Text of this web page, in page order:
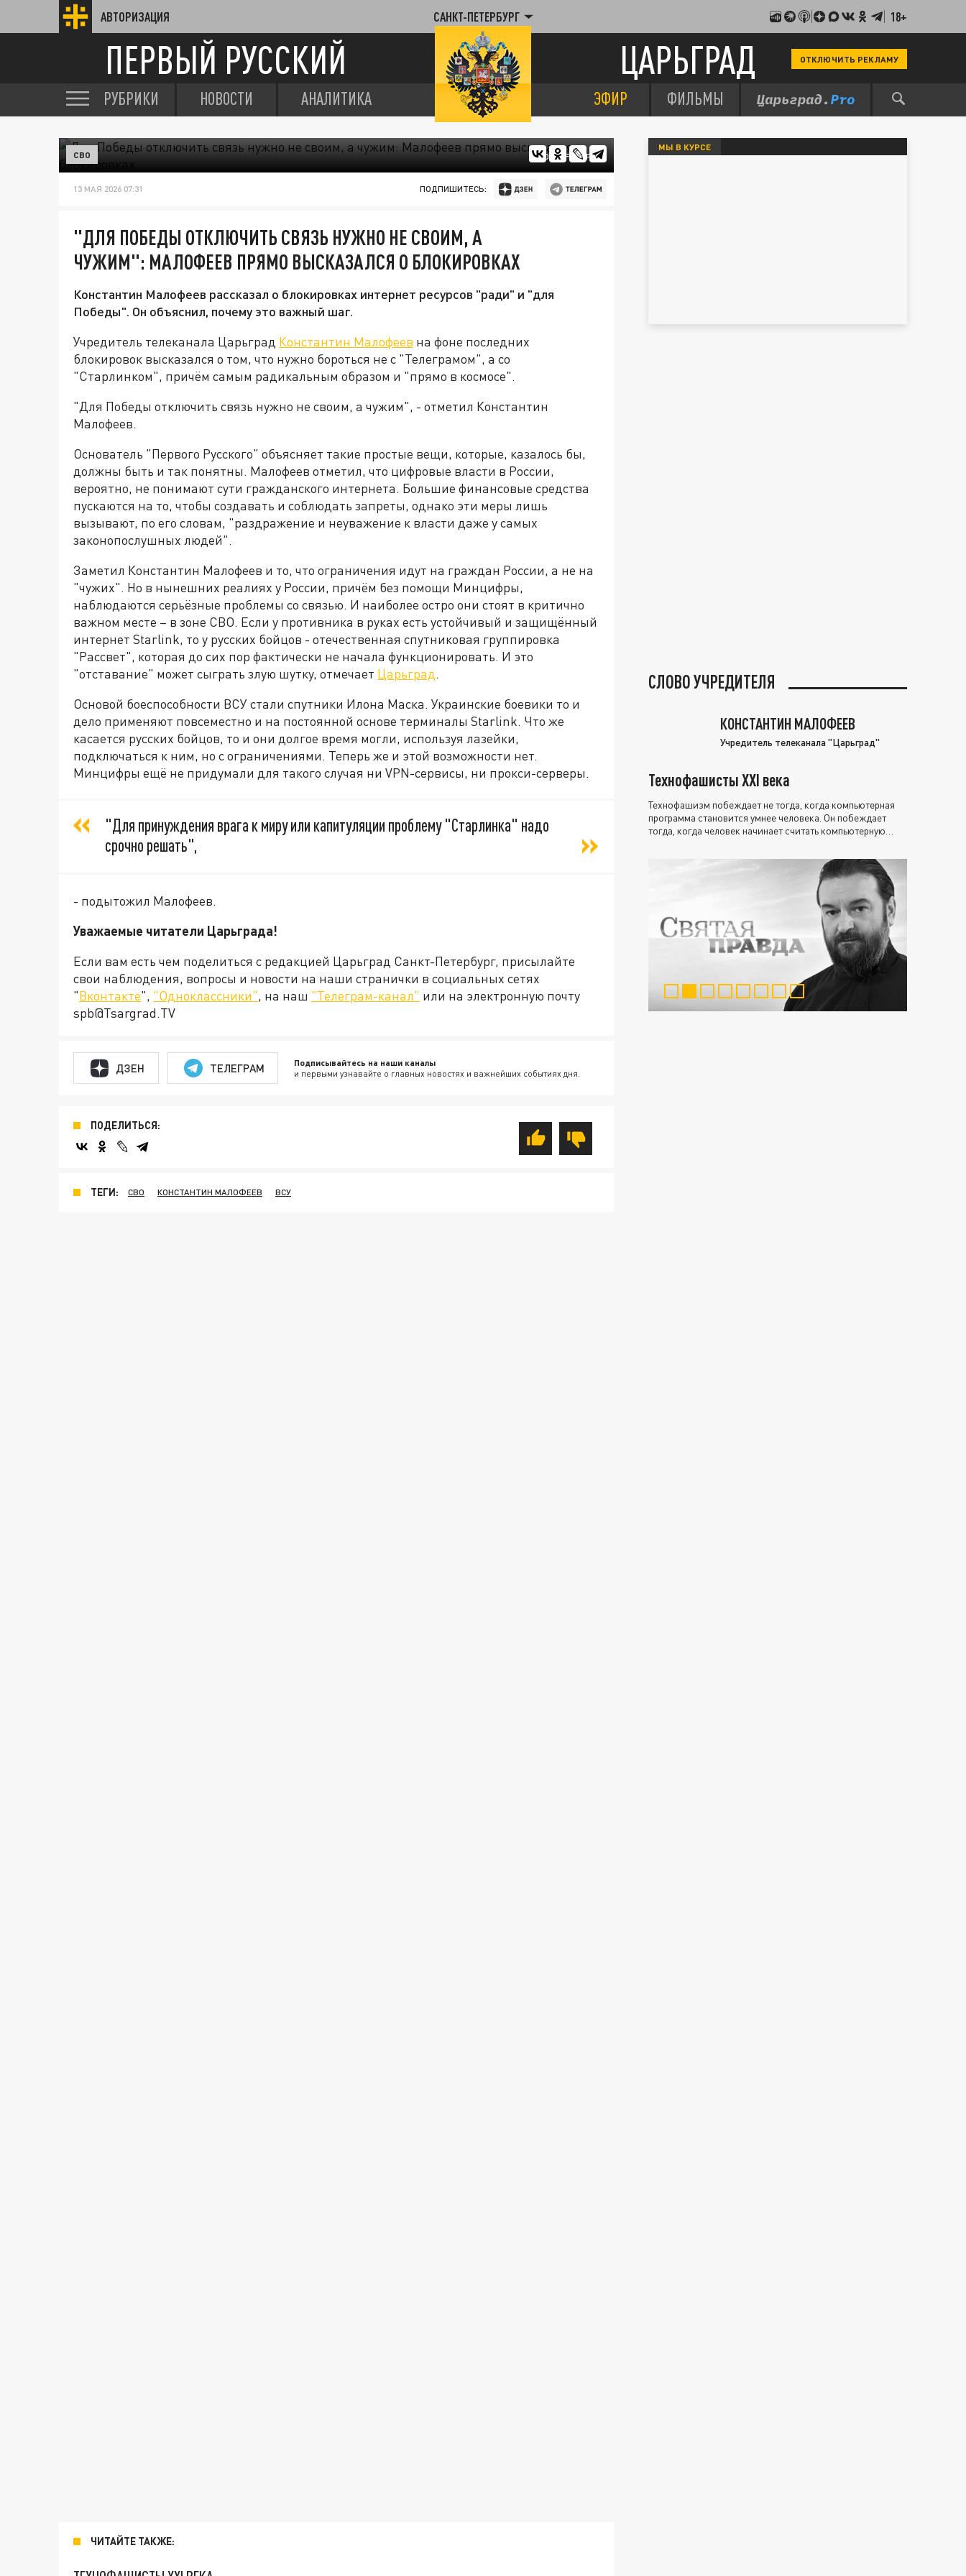
АВТОРИЗАЦИЯ САНКТ-ПЕТЕРБУРГ 18+
ПЕРВЫЙ РУССКИЙ ЦАРЬГРАД ОТКЛЮЧИТЬ РЕКЛАМУ
РУБРИКИ НОВОСТИ АНАЛИТИКА ЭФИР ФИЛЬМЫ
ФОТО: FREEPIK
СВО
13 МАЯ 2026 07:31 ПОДПИШИТЕСЬ:
"ДЛЯ ПОБЕДЫ ОТКЛЮЧИТЬ СВЯЗЬ НУЖНО НЕ СВОИМ, А
ЧУЖИМ": МАЛОФЕЕВ ПРЯМО ВЫСКАЗАЛСЯ О БЛОКИРОВКАХ
Константин Малофеев рассказал о блокировках интернет ресурсов "ради" и "для
Победы". Он объяснил, почему это важный шаг.
Учредитель телеканала Царьград Константин Малофеев на фоне последних
блокировок высказался о том, что нужно бороться не с "Телеграмом", а со
"Старлинком", причём самым радикальным образом и "прямо в космосе".
"Для Победы отключить связь нужно не своим, а чужим", - отметил Константин
Малофеев.
Основатель "Первого Русского" объясняет такие простые вещи, которые, казалось бы,
должны быть и так понятны. Малофеев отметил, что цифровые власти в России,
вероятно, не понимают сути гражданского интернета. Большие финансовые средства
пускаются на то, чтобы создавать и соблюдать запреты, однако эти меры лишь
вызывают, по его словам, "раздражение и неуважение к власти даже у самых
законопослушных людей".
Заметил Константин Малофеев и то, что ограничения идут на граждан России, а не на
"чужих". Но в нынешних реалиях у России, причём без помощи Минцифры,
наблюдаются серьёзные проблемы со связью. И наиболее остро они стоят в критично
важном месте – в зоне СВО. Если у противника в руках есть устойчивый и защищённый
интернет Starlink, то у русских бойцов - отечественная спутниковая группировка
"Рассвет", которая до сих пор фактически не начала функционировать. И это
"отставание" может сыграть злую шутку, отмечает Царьград.
Основой боеспособности ВСУ стали спутники Илона Маска. Украинские боевики то и
дело применяют повсеместно и на постоянной основе терминалы Starlink. Что же
касается русских бойцов, то и они долгое время могли, используя лазейки,
подключаться к ним, но с ограничениями. Теперь же и этой возможности нет.
Минцифры ещё не придумали для такого случая ни VPN-сервисы, ни прокси-серверы.
"Для принуждения врага к миру или капитуляции проблему "Старлинка" надо
срочно решать",
- подытожил Малофеев.
Уважаемые читатели Царьграда!
Если вам есть чем поделиться с редакцией Царьград Санкт-Петербург, присылайте
свои наблюдения, вопросы и новости на наши странички в социальных сетях
"Вконтакте", "Одноклассники", на наш "Телеграм-канал" или на электронную почту
spb@Tsargrad.TV
ДЗЕН ТЕЛЕГРАМ Подписывайтесь на наши каналы
и первыми узнавайте о главных новостях и важнейших событиях дня.
ПОДЕЛИТЬСЯ:
ТЕГИ: СВО КОНСТАНТИН МАЛОФЕЕВ ВСУ
ЧИТАЙТЕ ТАКЖЕ:
МЫ В КУРСЕ
СЛОВО УЧРЕДИТЕЛЯ
КОНСТАНТИН МАЛОФЕЕВ
Учредитель телеканала "Царьград"
Технофашисты XXI века
Технофашизм побеждает не тогда, когда компьютерная
программа становится умнее человека. Он побеждает
тогда, когда человек начинает считать компьютерную